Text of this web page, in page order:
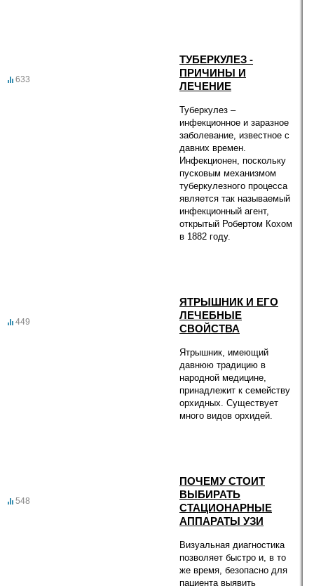
633
ТУБЕРКУЛЕЗ -
ПРИЧИНЫ И
ЛЕЧЕНИЕ
Туберкулез –
инфекционное и заразное
заболевание, известное с
давних времен.
Инфекционен, поскольку
пусковым механизмом
туберкулезного процесса
является так называемый
инфекционный агент,
открытый Робертом Кохом
в 1882 году.
449
ЯТРЫШНИК И ЕГО
ЛЕЧЕБНЫЕ
СВОЙСТВА
Ятрышник, имеющий
давнюю традицию в
народной медицине,
принадлежит к семейству
орхидных. Существует
много видов орхидей.
548
ПОЧЕМУ СТОИТ
ВЫБИРАТЬ
СТАЦИОНАРНЫЕ
АППАРАТЫ УЗИ
Визуальная диагностика
позволяет быстро и, в то
же время, безопасно для
пациента выявить